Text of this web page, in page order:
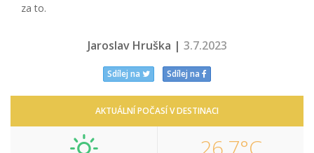
za to.
Jaroslav Hruška | 3.7.2023
Sdílej na Sdílej na
AKTUÁLNÍ POČASÍ V DESTINACI